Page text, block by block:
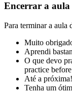
Encerrar a aula
Para terminar a aula
Muito
Aprendi
O que devo
practice
Até a próxima!
Tenha um